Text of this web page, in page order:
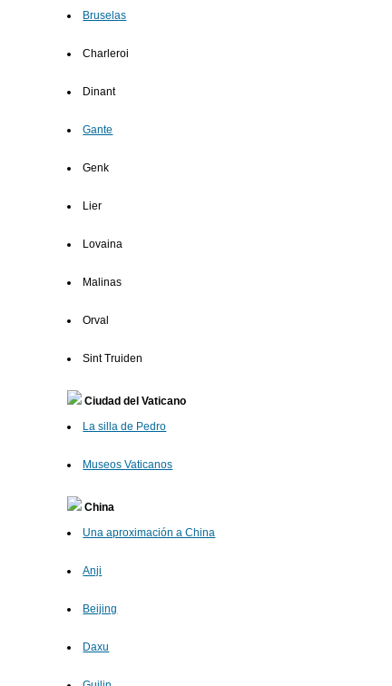
Bruselas
Charleroi
Dinant
Gante
Genk
Lier
Lovaina
Malinas
Orval
Sint Truiden
Ciudad del Vaticano
La silla de Pedro
Museos Vaticanos
China
Una aproximación a China
Anji
Beijing
Daxu